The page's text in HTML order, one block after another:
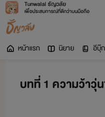
Tunwalai ธัญวลัย
เพื่อประสบการณ์ที่ดีกว่าบนมือถือ
หน้าแรก นิยาย อีบุ๊ก
บทที่ 1 ความว้าวุ่